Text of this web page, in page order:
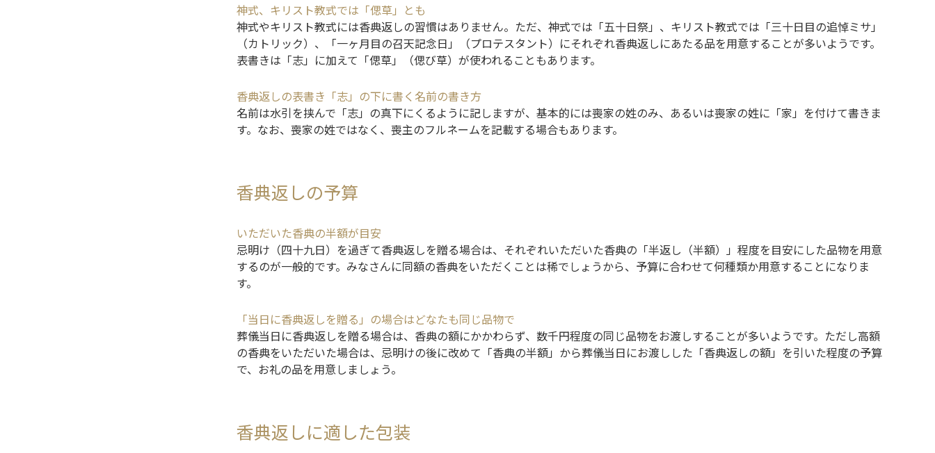
神式、キリスト教式では「偲草」とも
神式やキリスト教式には香典返しの習慣はありません。ただ、神式では「五十日祭」、キリスト教式では「三十日目の追悼ミサ」
（カトリック）、「一ヶ月目の召天記念日」（プロテスタント）にそれぞれ香典返しにあたる品を用意することが多いようです。
表書きは「志」に加えて「偲草」（偲び草）が使われることもあります。
香典返しの表書き「志」の下に書く名前の書き方
名前は水引を挟んで「志」の真下にくるように記しますが、基本的には喪家の姓のみ、あるいは喪家の姓に「家」を付けて書きま
す。なお、喪家の姓ではなく、喪主のフルネームを記載する場合もあります。
香典返しの予算
いただいた香典の半額が目安
忌明け（四十九日）を過ぎて香典返しを贈る場合は、それぞれいただいた香典の「半返し（半額）」程度を目安にした品物を用意
するのが一般的です。みなさんに同額の香典をいただくことは稀でしょうから、予算に合わせて何種類か用意することになりま
す。
「当日に香典返しを贈る」の場合はどなたも同じ品物で
葬儀当日に香典返しを贈る場合は、香典の額にかかわらず、数千円程度の同じ品物をお渡しすることが多いようです。ただし高額
の香典をいただいた場合は、忌明けの後に改めて「香典の半額」から葬儀当日にお渡しした「香典返しの額」を引いた程度の予算
で、お礼の品を用意しましょう。
香典返しに適した包装